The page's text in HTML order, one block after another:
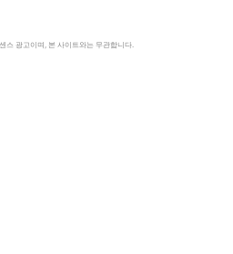
스 광고이며, 본 사이트와는 무관합니다.